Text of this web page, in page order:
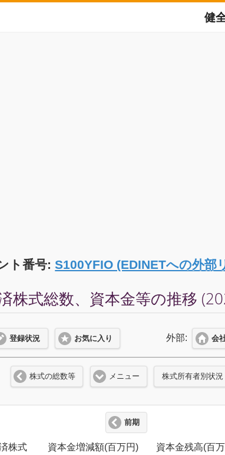
健
ト番号:S100YFIO (EDINETへの外部
株式総数、資本金等の推移
登録状況 お気に入り 外部: 会
株式の総数等 メニュー 株式所有者別状況
前期
株式
資本金増減額(百万円) 資本金残高(百